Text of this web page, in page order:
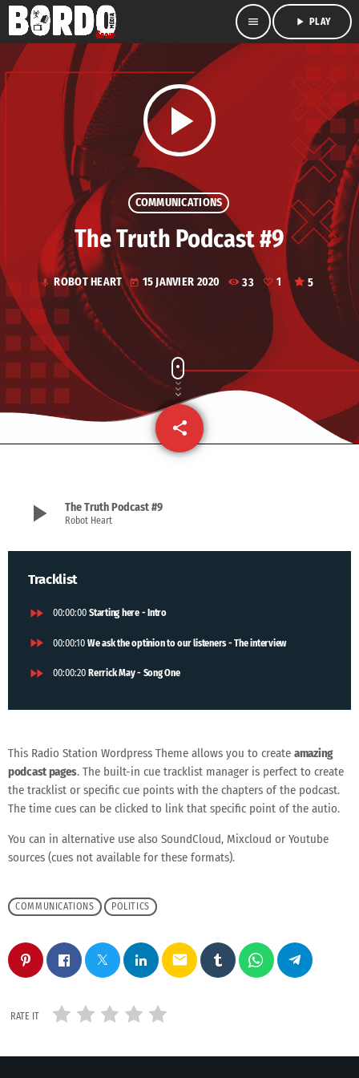
menu play_arrow PLAY
play_arrow
COMMUNICATIONS
The Truth Podcast #9
mic ROBOT HEART today 15 JANVIER 2020 33 1 5
share
email
play_arrow The Truth Podcast #9
Robot Heart
Tracklist
fast_forward 00:00:00 Starting here - Intro
fast_forward 00:00:10 We ask the optinion to our listeners - The interview
fast_forward 00:00:20 Rerrick May - Song One
This Radio Station Wordpress Theme allows you to create amazing
podcast pages. The built-in cue tracklist manager is perfect to create
the tracklist or specific cue points with the chapters of the podcast.
The time cues can be clicked to link that specific point of the autio.
You can in alternative use also SoundCloud, Mixcloud or Youtube
sources (cues not available for these formats).
COMMUNICATIONS POLITICS
email
RATE IT